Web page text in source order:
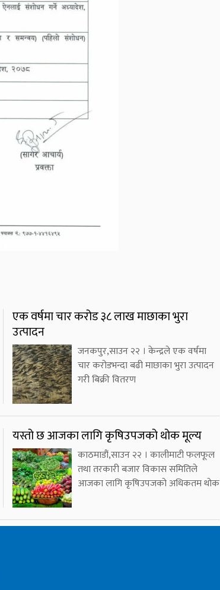
एक वर्षमा चार करोड ३८ लाख माछाका भुरा
उत्पादन
जनकपुर,साउन २२ । केन्द्रले एक वर्षमा
चार करोडभन्दा बढी माछाका भुरा उत्पादन
गरी बिक्री वितरण
यस्तो छ आजका लागि कृषिउपजको थोक मूल्य
काठमाडौं,साउन २२ । कालीमाटी फलफूल
तथा तरकारी बजार विकास समितिले
आजका लागि कृषिउपजको अधिकतम थोक